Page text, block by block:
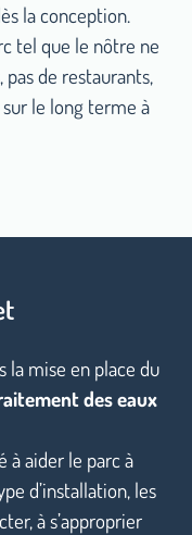
la conception.
tel que le nôtre ne
de restaurants,
le long terme à
la mise en place du
des eaux
à aider le parc à
d’installation, les
à s’approprier